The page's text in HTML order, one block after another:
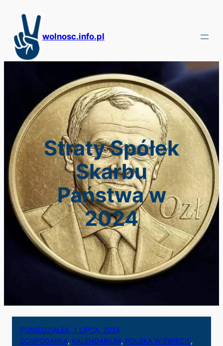
treści
wolnosc.info.pl
Straty Spółek
Skarbu
Państwa w
2024
PONIEDZIAŁEK, 1 LIPCA, 2024
GOSPODARKA, KALENDARIUM, POLSKA W ŚWIECIE